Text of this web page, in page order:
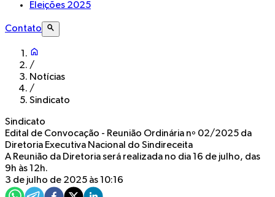
Eleições 2025
Contato
/
Notícias
/
Sindicato
Sindicato
Edital de Convocação - Reunião Ordinária nº 02/2025 da
Diretoria Executiva Nacional do Sindireceita
A Reunião da Diretoria será realizada no dia 16 de julho, das
9h às 12h.
3 de julho de 2025 às 10:16